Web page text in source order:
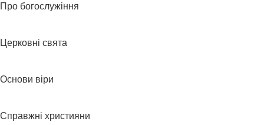
Про богослужіння
Церковні свята
Основи віри
Справжні християни